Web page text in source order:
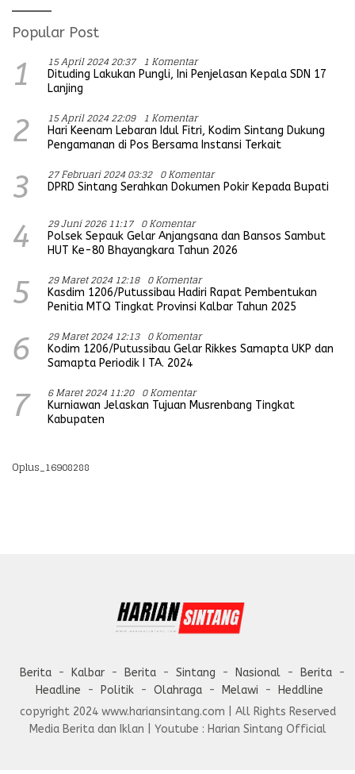
Popular Post
1 15 April 2024 20:37 1 Komentar
Dituding Lakukan Pungli, Ini Penjelasan Kepala SDN 17
Lanjing
2 15 April 2024 22:09 1 Komentar
Hari Keenam Lebaran Idul Fitri, Kodim Sintang Dukung
Pengamanan di Pos Bersama Instansi Terkait
3 27 Februari 2024 03:32 0 Komentar
DPRD Sintang Serahkan Dokumen Pokir Kepada Bupati
4 29 Juni 2026 11:17 0 Komentar
Polsek Sepauk Gelar Anjangsana dan Bansos Sambut
HUT Ke-80 Bhayangkara Tahun 2026
5 29 Maret 2024 12:18 0 Komentar
Kasdim 1206/Putussibau Hadiri Rapat Pembentukan
Penitia MTQ Tingkat Provinsi Kalbar Tahun 2025
6 29 Maret 2024 12:13 0 Komentar
Kodim 1206/Putussibau Gelar Rikkes Samapta UKP dan
Samapta Periodik I TA. 2024
7 6 Maret 2024 11:20 0 Komentar
Kurniawan Jelaskan Tujuan Musrenbang Tingkat
Kabupaten
Oplus_16908288
Berita Kalbar Berita Sintang Nasional
Berita
Headline
Politik Olahraga Melawi
Heddline
copyright 2024 www.hariansintang.com | All Rights Reserved
Media Berita dan Iklan | Youtube : Harian Sintang Official